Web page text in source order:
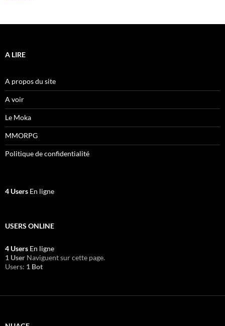
A LIRE
A propos du site
A voir
Le Moka
MMORPG
Politique de confidentialité
4 Users En ligne
USERS ONLINE
4 Users En ligne
1 User Naviguent sur cette page.
Users: 1 Bot